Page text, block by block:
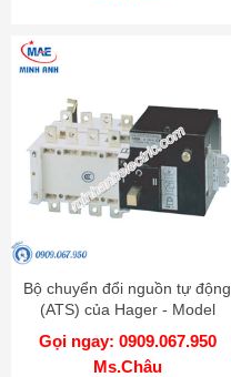
Bộ chuyển đổi nguồn tự động
(ATS) của Hager - Model
HZI801P
Gọi ngay: 0909.067.950
Ms.Châu